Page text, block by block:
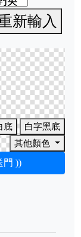
新輸入
底
白字黑底
其他顏色
門 ))